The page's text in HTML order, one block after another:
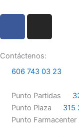
e
b
o
k
t
a
r
a
m
Contáctenos:
606 743 03 23
Punto Partidas
Punto Plaza
315
Punto Farmacenter